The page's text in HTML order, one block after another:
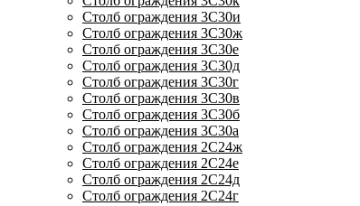
Столб ограждения 3С30и
Столб ограждения 3С30ж
Столб ограждения 3С30е
Столб ограждения 3С30д
Столб ограждения 3С30г
Столб ограждения 3С30в
Столб ограждения 3С30б
Столб ограждения 3С30а
Столб ограждения 2С24ж
Столб ограждения 2С24е
Столб ограждения 2С24д
Столб ограждения 2С24г